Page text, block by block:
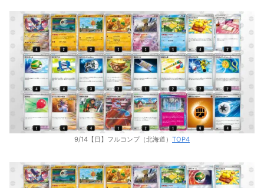
9/14【日】フルコンプ（北海道） TOP4